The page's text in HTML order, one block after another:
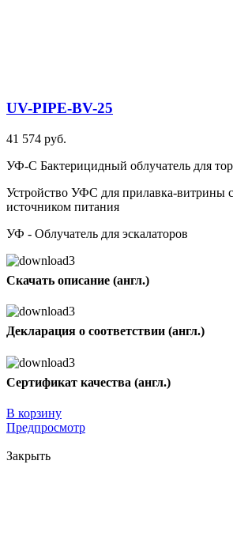
UV-PIPE-BV-25
41 574 руб.
УФ-С Бактерицидный облучатель для
Устройство УФС для прилавка-витрины
источником питания
УФ - Облучатель для эскалаторов
Скачать описание (англ.)
Декларация о соответствии (англ.)
Сертификат качества (англ.)
В корзину
Предпросмотр
Закрыть